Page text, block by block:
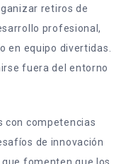
retiros de
profesional,
en equipo divertidas.
fuera del entorno
con competencias
de innovación
fomenten que los